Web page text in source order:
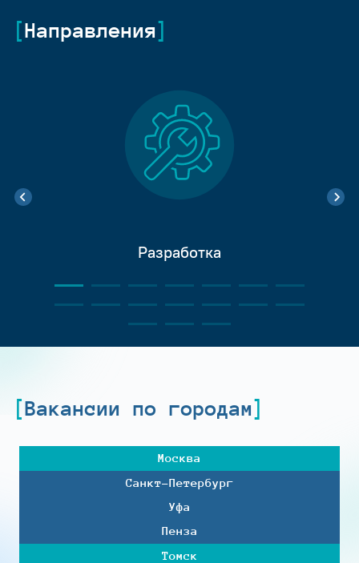
Направления
Разработка
Вакансии по городам
Москва
Санкт-Петербург
Уфа
Пенза
Томск